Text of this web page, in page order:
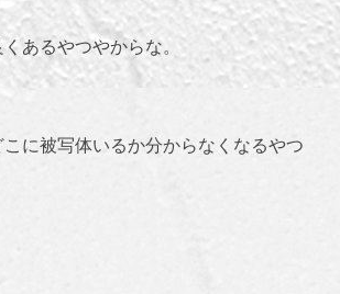
あるやつやからな。
に被写体いるか分からなくなるやつ